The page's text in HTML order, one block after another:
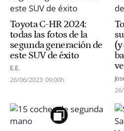
Toyota C-HR 2024:
todas las fotos de la
segunda generación de
este SUV de éxito
E.E.
26/06/2023 09:00h